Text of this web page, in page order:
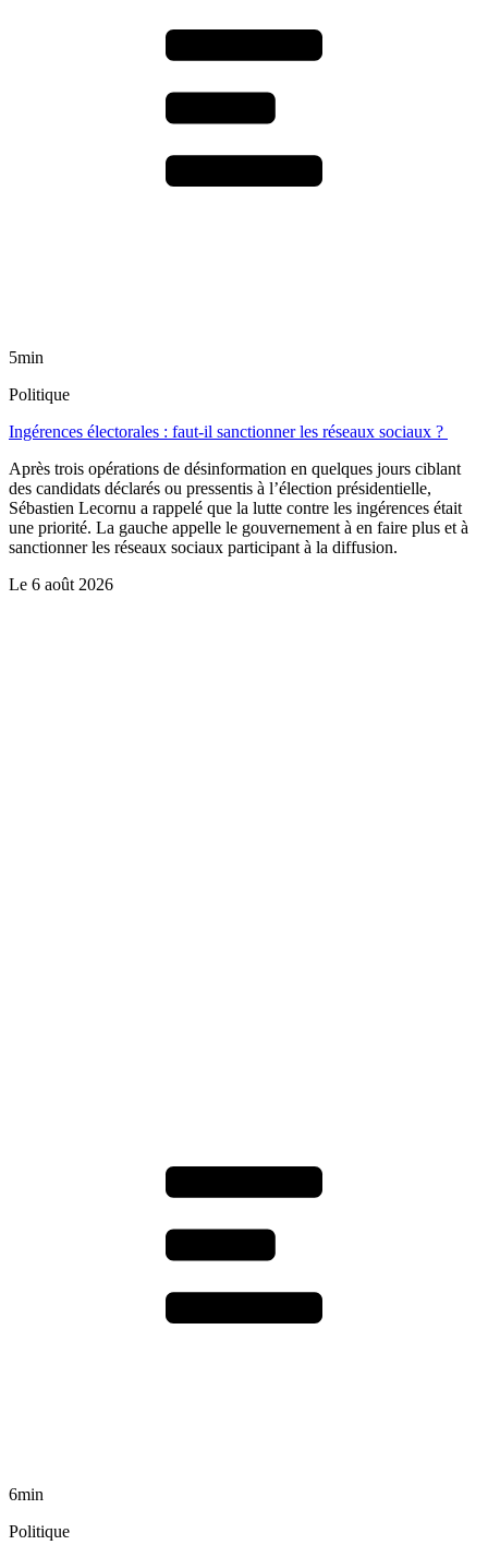
5min
Politique
Ingérences électorales : faut-il sanctionner les réseaux sociaux ?
Après trois opérations de désinformation en quelques jours ciblant
des candidats déclarés ou pressentis à l’élection présidentielle,
Sébastien Lecornu a rappelé que la lutte contre les ingérences était
une priorité. La gauche appelle le gouvernement à en faire plus et à
sanctionner les réseaux sociaux participant à la diffusion.
Le 6 août 2026
6min
Politique